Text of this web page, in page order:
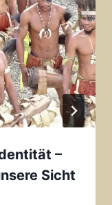
–
Sicht